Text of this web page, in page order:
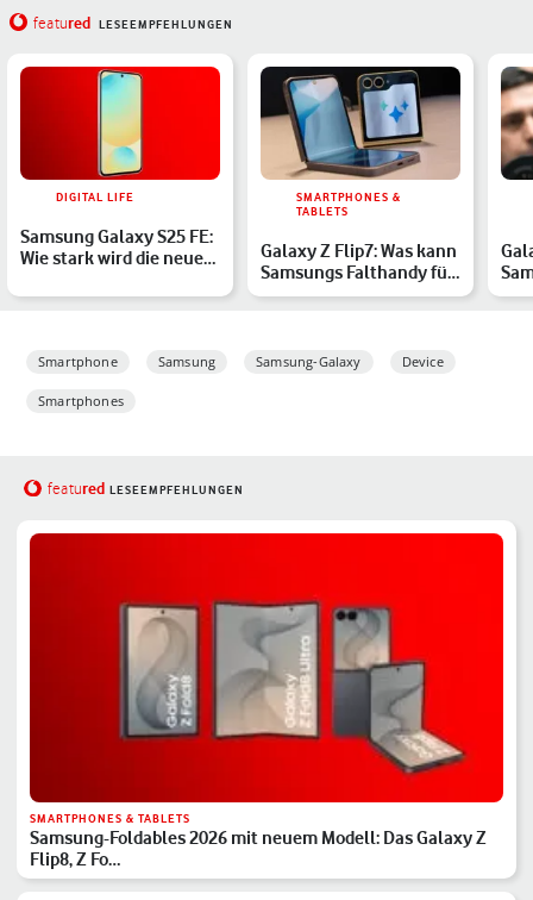
featured LESEEMPFEHLUNGEN
DIGITAL LIFE
Samsung Galaxy S25 FE:
Wie stark wird die neue
SMARTPHONES &
TABLETS
Galaxy Z Flip7: Was kann
Samsungs Falthandy für
2025?
von
Smartphone Samsung Samsung-Galaxy Device
Smartphones
featured LESEEMPFEHLUNGEN
SMARTPHONES & TABLETS
Samsung-Foldables 2026 mit neuem Modell: Das Galaxy Z
Flip8, Z Fo…